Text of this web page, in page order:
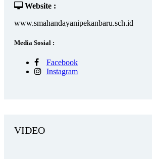
Website :
www.smahandayanipekanbaru.sch.id
Media Sosial :
Facebook
Instagram
VIDEO